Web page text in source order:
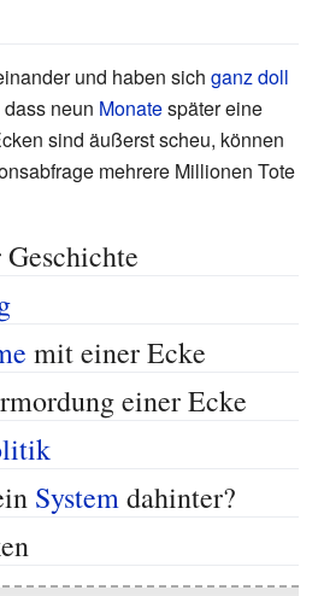
und haben sich ganz doll
neun Monatespäter eine
sind äußerst scheu, können
mehrere Millionen Tote
mit einer Ecke
einer Ecke
Systemdahinter?